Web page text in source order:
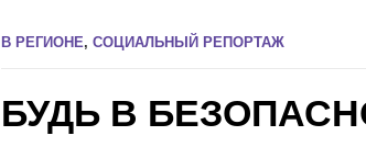
В РЕГИОНЕ, СОЦИАЛЬНЫЙ РЕПОРТАЖ
БУДЬ В